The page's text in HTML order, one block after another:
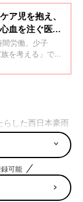
ア児を抱え、
血を注ぐ医師
労働、少子
を考える」で
し、誰ひとりと
たいと考えてい
らした西日本豪雨
れ、災害が少ない
れにつながったと
難が遅れて自宅が
なりかけて、あと
可能